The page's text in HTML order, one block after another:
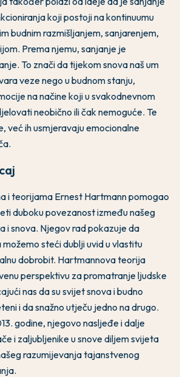
koji postoji na kontinuumu
budnim razmišljanjem, sanjarenjem,
Prema njemu, sanjanje je
To znači da tijekom snova naš um
veze nego u budnom stanju,
na načine koji u svakodnevnom
neobično ili čak nemoguće. Te
već ih usmjeravaju emocionalne
i teorijama Ernest Hartmann pomogao
duboku povezanost između našeg
i snova. Njegov rad pokazuje da
steći dublji uvid u vlastitu
dobrobit. Hartmannova teorija
perspektivu za promatranje ljudske
nas da su svijet snova i budno
i da snažno utječu jedno na drugo.
godine, njegovo nasljeđe i dalje
i zaljubljenike u snove diljem svijeta
razumijevanja tajanstvenog